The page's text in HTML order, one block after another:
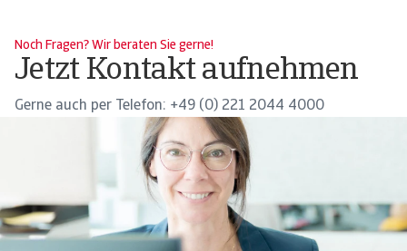
Noch Fragen? Wir beraten Sie gerne!
Jetzt Kontakt aufnehmen
Gerne auch per Telefon: +49 (0) 221 2044 4000